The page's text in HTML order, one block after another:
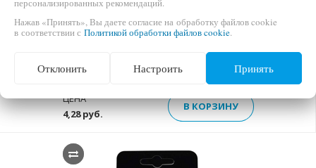
"ЗВЕЗДОЧКА", ОРАНЖ., В УП. 40 ШТ.)
4,28 руб.
ЦЕНА
В КОРЗИНУ
персонализированных рекомендаций.
Нажав «Принять», Вы даете согласие на обработку файлов cookie
в соответствии с Политикой обработки файлов cookie.
Отклонить Настроить Принять